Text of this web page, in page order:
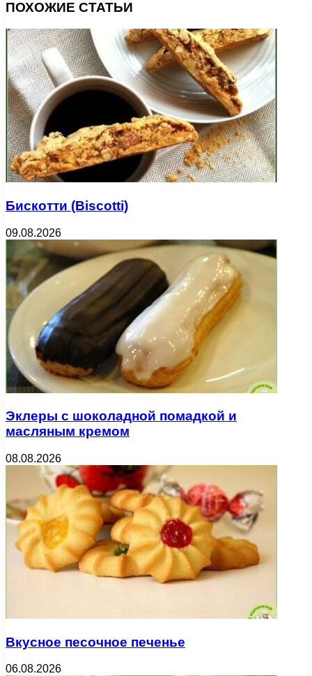
ПОХОЖИЕ СТАТЬИ
Бискотти (Biscotti)
09.08.2026
Эклеры с шоколадной помадкой и
масляным кремом
08.08.2026
Вкусное песочное печенье
06.08.2026